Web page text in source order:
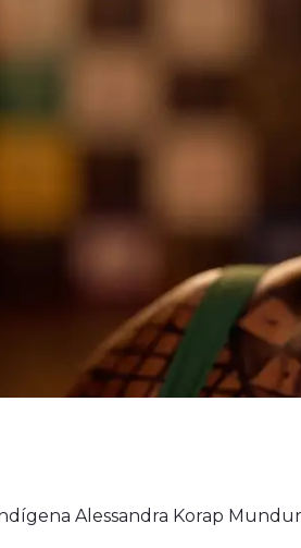
Alessandra Korap